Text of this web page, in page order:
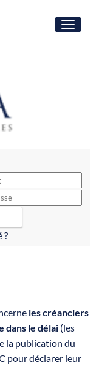
Toggle
?
les créanciers
dans le délai (les
la publication du
pour déclarer leur